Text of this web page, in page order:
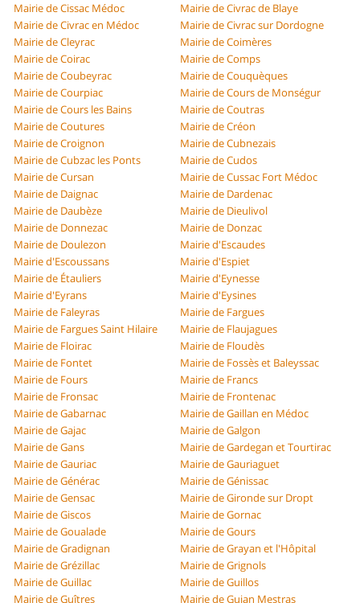
Mairie de Cissac Médoc
Mairie de Civrac de Blaye
Mairie de Civrac en Médoc
Mairie de Civrac sur Dordogne
Mairie de Cleyrac
Mairie de Coimères
Mairie de Coirac
Mairie de Comps
Mairie de Coubeyrac
Mairie de Couquèques
Mairie de Courpiac
Mairie de Cours de Monségur
Mairie de Cours les Bains
Mairie de Coutras
Mairie de Coutures
Mairie de Créon
Mairie de Croignon
Mairie de Cubnezais
Mairie de Cubzac les Ponts
Mairie de Cudos
Mairie de Cursan
Mairie de Cussac Fort Médoc
Mairie de Daignac
Mairie de Dardenac
Mairie de Daubèze
Mairie de Dieulivol
Mairie de Donnezac
Mairie de Donzac
Mairie de Doulezon
Mairie d'Escaudes
Mairie d'Escoussans
Mairie d'Espiet
Mairie de Étauliers
Mairie d'Eynesse
Mairie d'Eyrans
Mairie d'Eysines
Mairie de Faleyras
Mairie de Fargues
Mairie de Fargues Saint Hilaire
Mairie de Flaujagues
Mairie de Floirac
Mairie de Floudès
Mairie de Fontet
Mairie de Fossès et Baleyssac
Mairie de Fours
Mairie de Francs
Mairie de Fronsac
Mairie de Frontenac
Mairie de Gabarnac
Mairie de Gaillan en Médoc
Mairie de Gajac
Mairie de Galgon
Mairie de Gans
Mairie de Gardegan et Tourtirac
Mairie de Gauriac
Mairie de Gauriaguet
Mairie de Générac
Mairie de Génissac
Mairie de Gensac
Mairie de Gironde sur Dropt
Mairie de Giscos
Mairie de Gornac
Mairie de Goualade
Mairie de Gours
Mairie de Gradignan
Mairie de Grayan et l'Hôpital
Mairie de Grézillac
Mairie de Grignols
Mairie de Guillac
Mairie de Guillos
Mairie de Guîtres
Mairie de Gujan Mestras